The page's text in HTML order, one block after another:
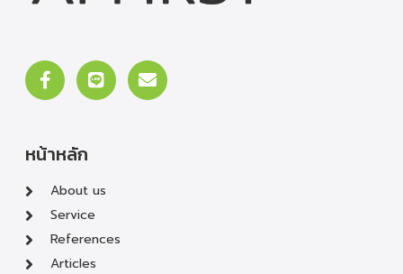
หน้าหลัก
About us
Service
References
Articles